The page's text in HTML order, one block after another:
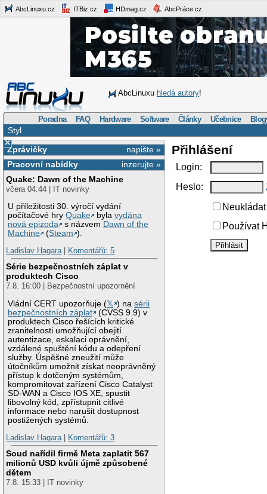
AbcLinuxu.cz ITBiz.cz HDmag.cz AbcPráce.cz
AbcLinuxu hledá autory!
Poradna FAQ Hardware Software Články Učebnice
Styl
×
napište »
Zprávičky
inzerujte »
Pracovní nabídky
Quake: Dawn of the Machine
včera 04:44 | IT novinky
U příležitosti 30. výročí vydání
počítačové hryQuake bylavydána
nová epizoda
s názvem Dawn of the
Machine
(Steam ).
Ladislav Hagara| Komentářů: 5
Série bezpečnostních záplat v
produktech Cisco
7.8. 16:00 | Bezpečnostní upozornění
Vládní CERT upozorňuje (𝕏 ) nasérii
bezpečnostních záplat
(CVSS 9.9) v
produktech Cisco řešících kritické
zranitelnosti umožňující obejití
autentizace, eskalaci oprávnění,
vzdálené spuštění kódu a odepření
služby. Úspěšné zneužití může
útočníkům umožnit získat neoprávněný
přístup k dotčeným systémům,
kompromitovat zařízení Cisco Catalyst
SD-WAN a Cisco IOS XE, spustit
libovolný kód, zpřístupnit citlivé
informace nebo narušit dostupnost
postižených systémů.
Ladislav Hagara| Komentářů: 3
Soud nařídil firmě Meta zaplatit 567
milionů USD kvůli újmě způsobené
dětem
7.8. 15:33 | IT novinky
Přihlášení
Login:
Heslo:
Používat